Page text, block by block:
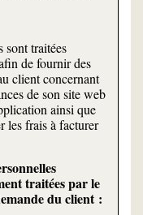
sont traitées
de fournir des
client concernant
de son site web
ainsi que
les frais à facturer
traitées par le
du client :